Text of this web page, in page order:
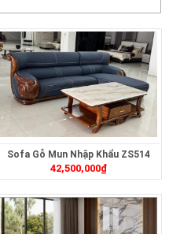
Sofa Gỗ Mun Nhập Khẩu ZS514
42,500,000₫